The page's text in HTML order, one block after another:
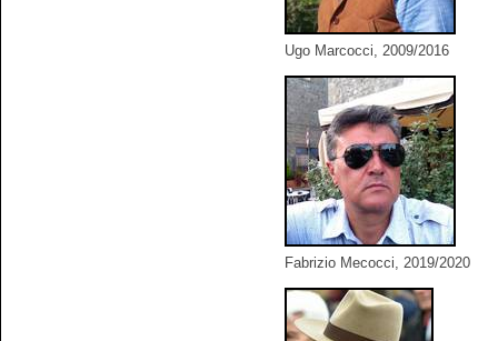
Ugo Marcocci, 2009/2016
Fabrizio Mecocci, 2019/2020